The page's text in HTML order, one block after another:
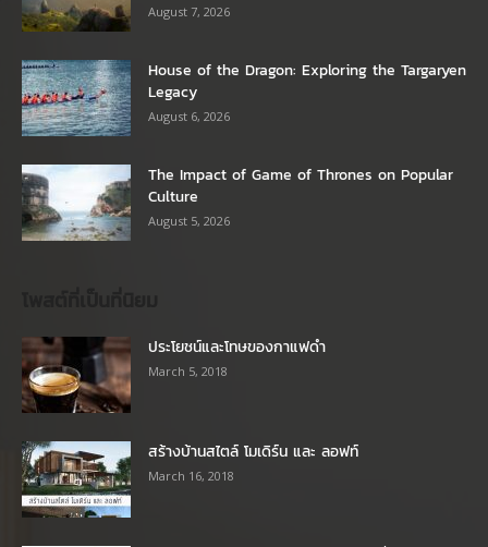
August 7, 2026
House of the Dragon: Exploring the Targaryen
Legacy
August 6, 2026
The Impact of Game of Thrones on Popular
Culture
August 5, 2026
ประโยชน์และโทษของกาแฟดำ
March 5, 2018
สร้างบ้านสไตล์ โมเดิร์น และ ลอฟท์
March 16, 2018